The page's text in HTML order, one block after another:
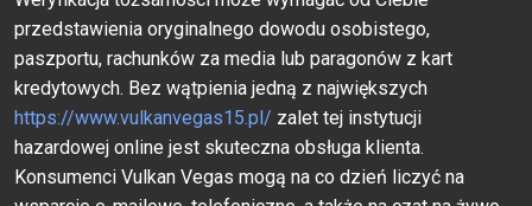
przedstawienia oryginalnego dowodu osobistego,
paszportu, rachunków za media lub paragonów z kart
kredytowych. Bez wątpienia jedną z największych
https://www.vulkanvegas15.pl/ zalet tej instytucji
hazardowej online jest skuteczna obsługa klienta.
Konsumenci Vulkan Vegas mogą na co dzień liczyć na